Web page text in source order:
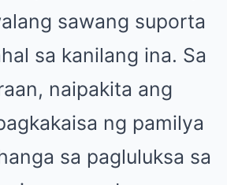
sawang suporta
sa kanilang ina. Sa
naipakita ang
ng pamilya
sa pagluluksa sa